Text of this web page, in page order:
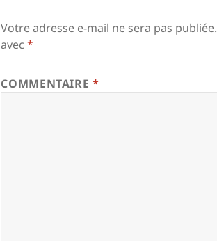
Votre adresse e-mail ne sera pas publiée.
avec*
COMMENTAIRE*